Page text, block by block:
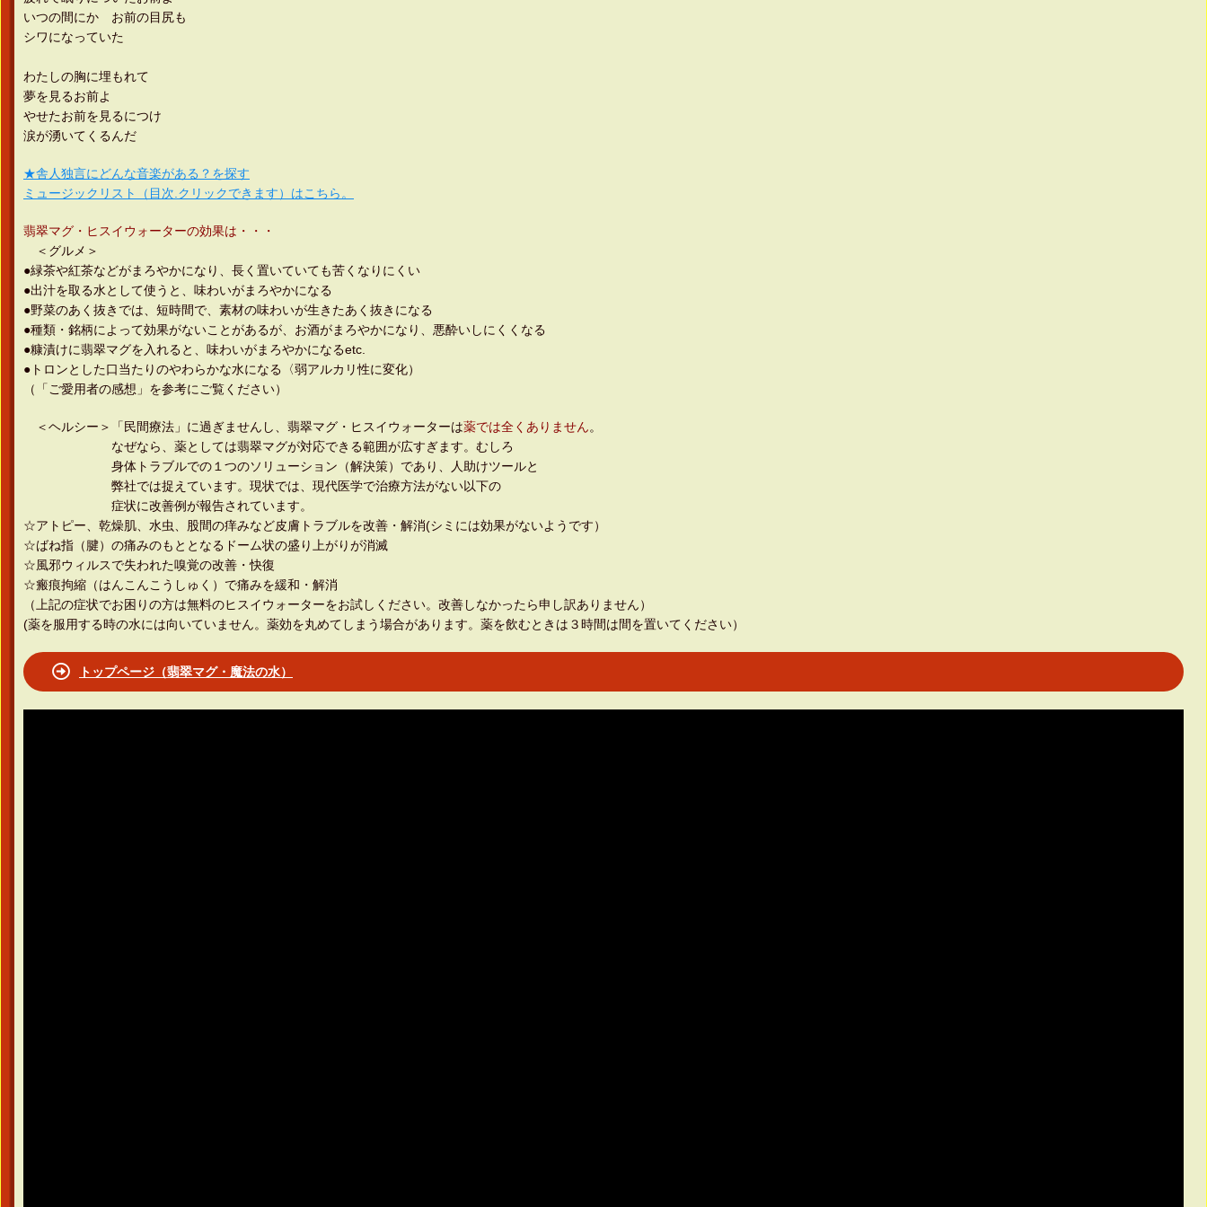
いつの間にか お前の目尻も
シワになっていた
わたしの胸に埋もれて
夢を見るお前よ
やせたお前を見るにつけ
涙が湧いてくるんだ
★舎人独言にどんな音楽がある？を探す
ミュージックリスト（目次.クリックできます）はこちら。
翡翠マグ・ヒスイウォーターの効果は・・・
＜グルメ＞
●緑茶や紅茶などがまろやかになり、長く置いていても苦くなりにくい
●出汁を取る水として使うと、味わいがまろやかになる
●野菜のあく抜きでは、短時間で、素材の味わいが生きたあく抜きになる
●種類・銘柄によって効果がないことがあるが、お酒がまろやかになり、悪酔いしにくくなる
●糠漬けに翡翠マグを入れると、味わいがまろやかになるetc.
●トロンとした口当たりのやわらかな水になる〈弱アルカリ性に変化）
（「ご愛用者の感想」を参考にご覧ください）
＜ヘルシー＞「民間療法」に過ぎませんし、翡翠マグ・ヒスイウォーターは薬では全くありません。
なぜなら、薬としては翡翠マグが対応できる範囲が広すぎます。むしろ
身体トラブルでの１つのソリューション（解決策）であり、人助けツールと
弊社では捉えています。現状では、現代医学で治療方法がない以下の
症状に改善例が報告されています。
☆アトピー、乾燥肌、水虫、股間の痒みなど皮膚トラブルを改善・解消(シミには効果がないようです）
☆ばね指（腱）の痛みのもととなるドーム状の盛り上がりが消滅
☆風邪ウィルスで失われた嗅覚の改善・快復
☆瘢痕拘縮（はんこんこうしゅく）で痛みを緩和・解消
（上記の症状でお困りの方は無料のヒスイウォーターをお試しください。改善しなかったら申し訳ありません）
(薬を服用する時の水には向いていません。薬効を丸めてしまう場合があります。薬を飲むときは３時間は間を置いてください）
トップページ（翡翠マグ・魔法の水）